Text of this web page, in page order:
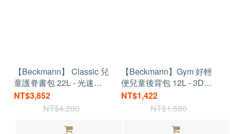
【Beckmann】 Classic 兒
童護脊書包 22L - 光速
Tiger
NT$3,852
NT$4,280
【Beckmann】Gym 好輕
便兒童後背包 12L - 3D叢
林冒險
NT$1,422
NT$1,580